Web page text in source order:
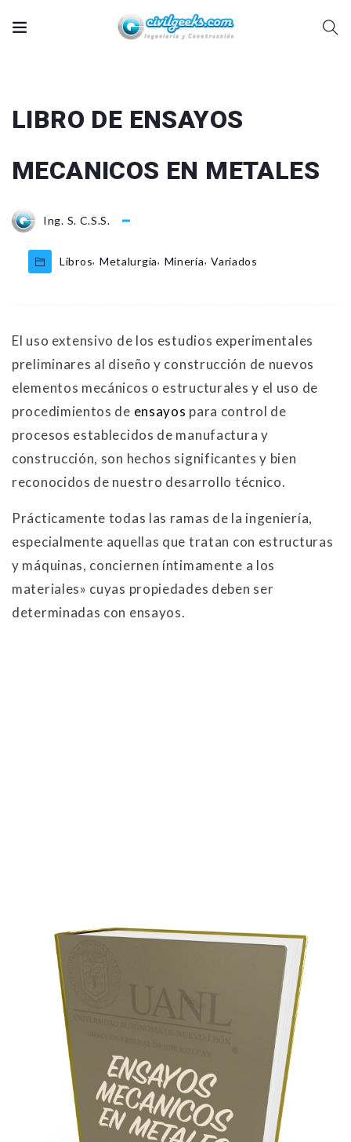
LIBRO DE ENSAYOS
MECANICOS EN METALES
Ing. S. C.S.S.
Libros, Metalurgia, Minería, Variados
El uso extensivo de los estudios experimentales
preliminares al diseño y construcción de nuevos
elementos mecánicos o estructurales y el uso de
procedimientos de ensayos para control de
procesos establecidos de manufactura y
construcción, son hechos significantes y bien
reconocidos de nuestro desarrollo técnico.
Prácticamente todas las ramas de la ingeniería,
especialmente aquellas que tratan con estructuras
y máquinas, conciernen íntimamente a los
materiales» cuyas propiedades deben ser
determinadas con ensayos.